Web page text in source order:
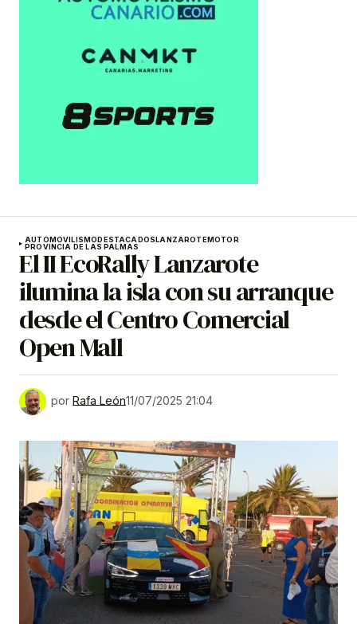
AUTOMOVILISMODESTACADOSLANZAROTEMOTOR
PROVINCIA DE LAS PALMAS
El II EcoRally Lanzarote
ilumina la isla con su arranque
desde el Centro Comercial
Open Mall
por Rafa León11/07/2025 21:04